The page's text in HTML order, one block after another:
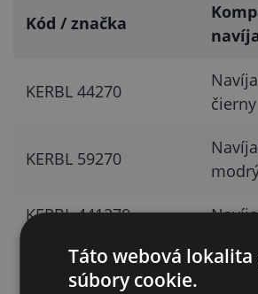
Kód / značka
KERBL 44270
čierny
KERBL 59270
KERBL 441270
KERBL 441045
Táto webová lokalita
súbory cookie.